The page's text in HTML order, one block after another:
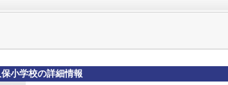
小学校の詳細情報